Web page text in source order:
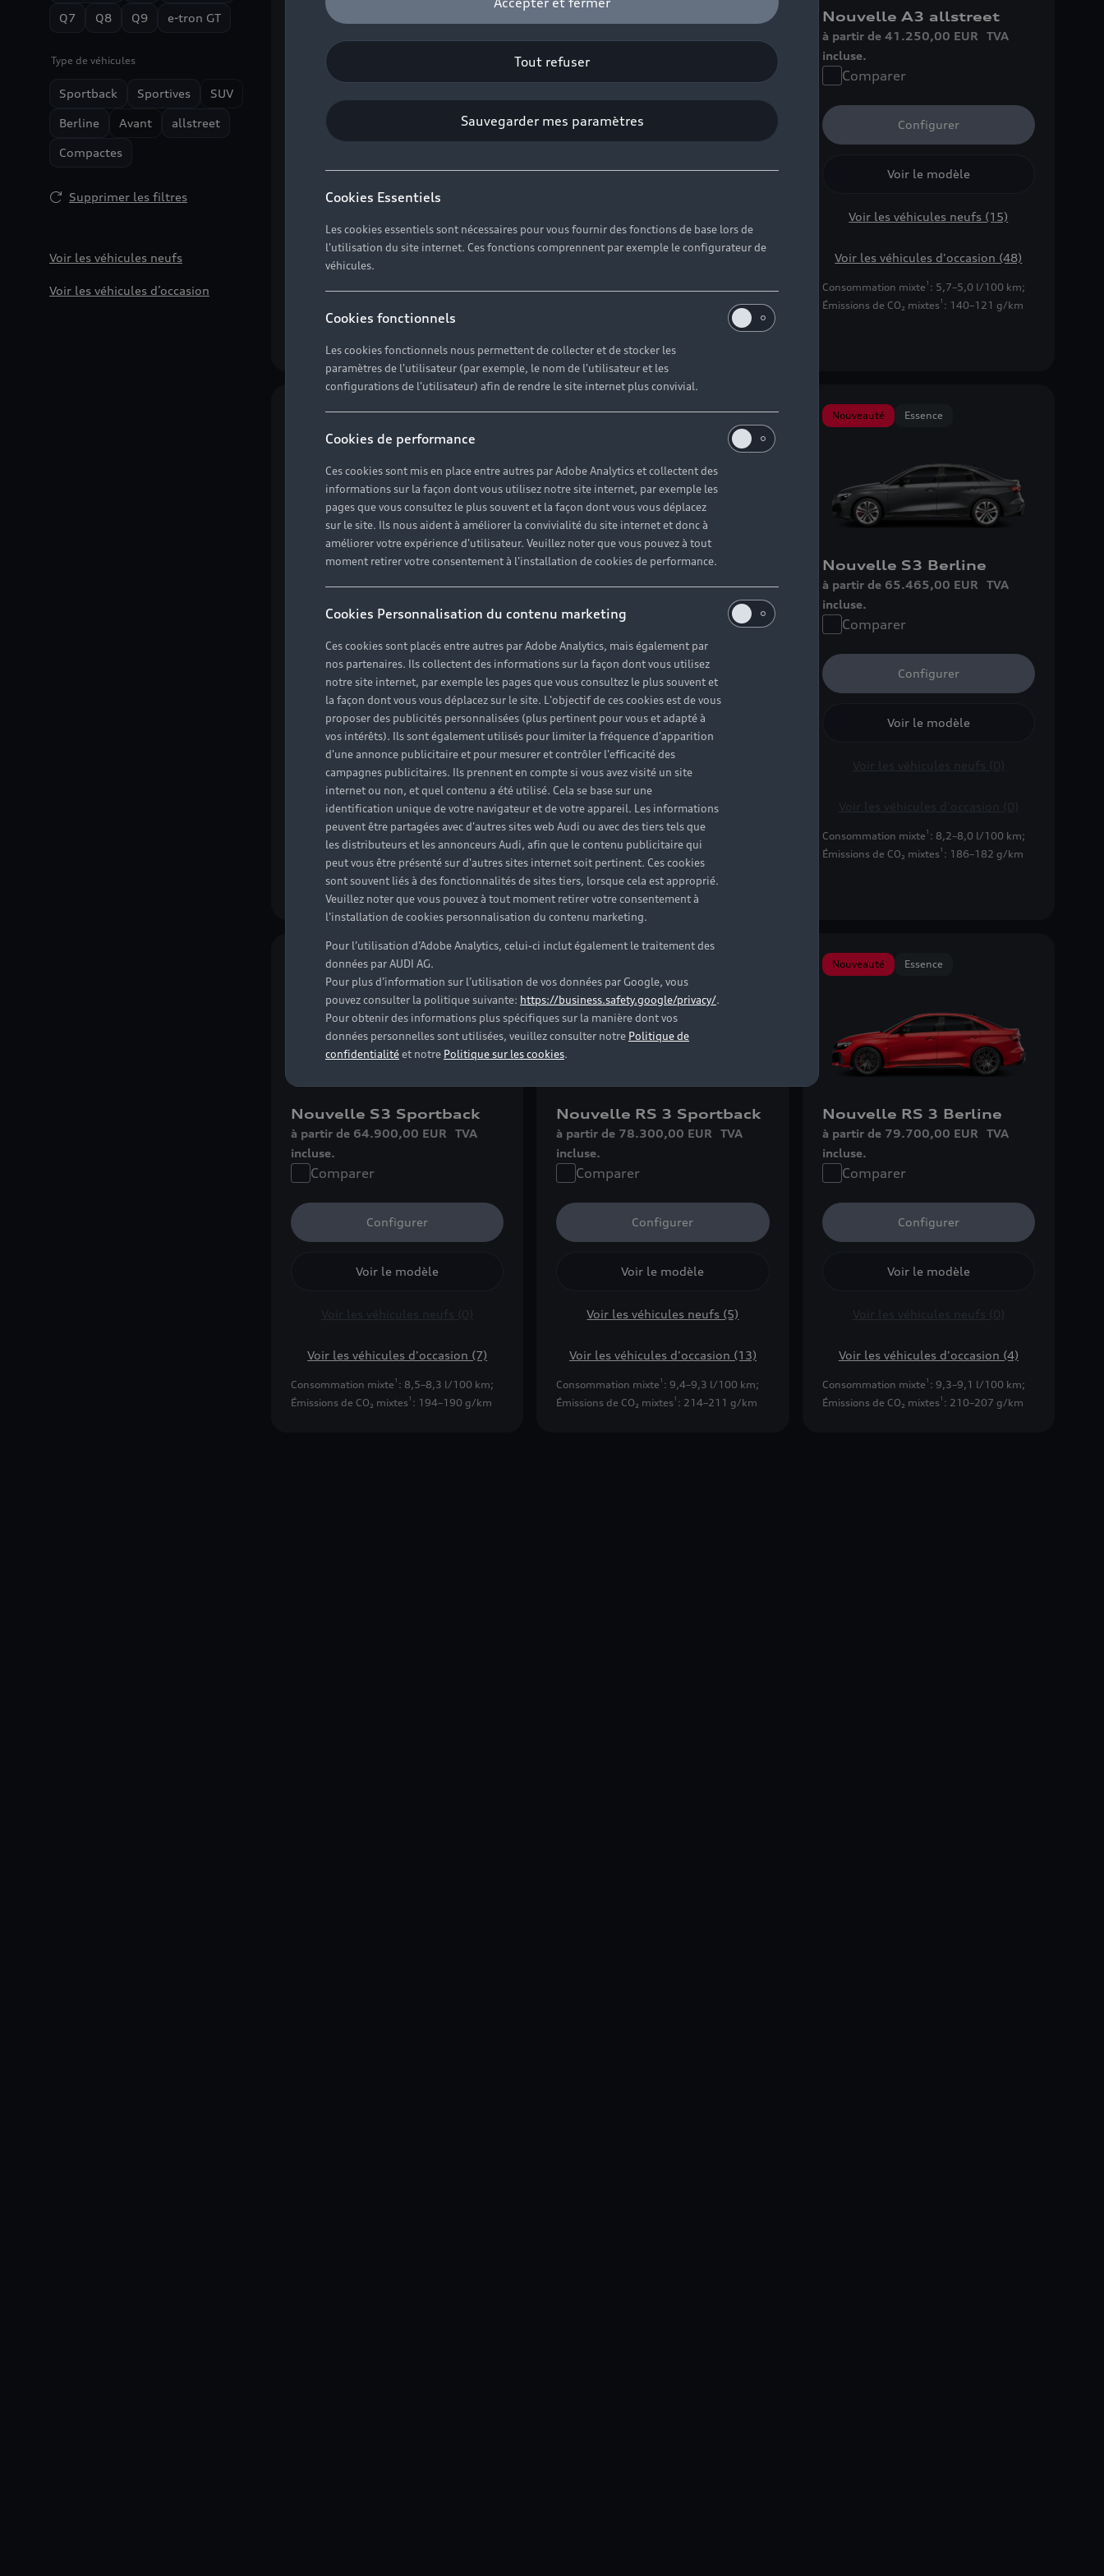
Q7 Q8 Q9 e-tron GT
Type de véhicules
Sportback Sportives SUV
Berline Avant allstreet
Compactes
Supprimer les filtres
Voir les véhicules neufs
Voir les véhicules d’occasion
Nouvelle A3 Sportback
incluse.
Comparer
Voir le modèle
à partir de 48.800,00 EUR
Configurer
Voir les véhicules neufs (0)
: 1,4–1,1 l/100 km |
Électricité: 13,1–12,2 kWh/100 km;
Nouvelle A3 allstreet
à partir de 41.250,00 EUR
TVA
incluse.
Comparer
Configurer
Voir le modèle
Voir les véhicules neufs (15)
Voir les véhicules d'occasion (48)
Consommation mixte 1 : 5,7–5,0 l/100 km;
Émissions de CO₂ mixtes1 : 140–121 g/km
Nouveauté Hybride rechargeable
Nouvelle A3 allstreet e-
hybrid
Comparer
Configurer
Voir le modèle
Voir les véhicules neufs (0)
Voir les véhicules d'occasion (0)
1
Nouveauté Essence / Diesel
Nouvelle A3 Berline
à partir de 35.885,00 EUR TVA
Comparer
Voir le modèle
Voir les véhicules neufs (4)
Voir les véhicules d'occasion (56)
1 : 5,8–4,8 l/100 km
Émissions de CO₂ mixtes
1 : 137–116 g/km
Nouveauté Essence
Nouvelle S3 Berline
à partir de 65.465,00 EUR
TVA
incluse.
Comparer
Configurer
Voir le modèle
Consommation mixte 1 : 8,2–8,0 l/100 km;
Émissions de CO₂ mixtes1 : 186–182 g/km
Nouveauté Essence
Nouvelle S3 Sportback
à partir de 64.900,00 EUR
TVA
incluse.
Comparer
Configurer
Voir le modèle
Voir les véhicules d'occasion (7)
Consommation mixte 1 : 8,5–8,3 l/100 km;
Émissions de CO₂ mixtes1 : 194–190 g/km
Nouvelle RS 3 Sportback
à partir de 78.300,00 EUR
TVA
incluse.
Comparer
Configurer
Voir le modèle
Voir les véhicules neufs (5)
Voir les véhicules d'occasion (13)
Consommation mixte 1 : 9,4–9,3 l/100 km;
Émissions de CO₂ mixtes1 : 214–211 g/km
Nouveauté Essence
Nouvelle RS 3 Berline
à partir de 79.700,00 EUR
TVA
incluse.
Comparer
Configurer
Voir le modèle
Voir les véhicules d'occasion (4)
Consommation mixte 1 : 9,3–9,1 l/100 km;
Émissions de CO₂ mixtes1 : 210–207 g/km
Tout refuser
Sauvegarder mes paramètres
Cookies Essentiels
Les cookies essentiels sont nécessaires pour vous fournir des fonctions de base lors de
l'utilisation du site internet. Ces fonctions comprennent par exemple le configurateur de
véhicules.
Cookies fonctionnels
Les cookies fonctionnels nous permettent de collecter et de stocker les
paramètres de l'utilisateur (par exemple, le nom de l'utilisateur et les
configurations de l'utilisateur) afin de rendre le site internet plus convivial.
Cookies de performance
Ces cookies sont mis en place entre autres par Adobe Analytics et collectent des
informations sur la façon dont vous utilisez notre site internet, par exemple les
pages que vous consultez le plus souvent et la façon dont vous vous déplacez
sur le site. Ils nous aident à améliorer la convivialité du site internet et donc à
améliorer votre expérience d'utilisateur. Veuillez noter que vous pouvez à tout
moment retirer votre consentement à l'installation de cookies de performance.
Cookies Personnalisation du contenu marketing
Ces cookies sont placés entre autres par Adobe Analytics, mais également par
nos partenaires. Ils collectent des informations sur la façon dont vous utilisez
notre site internet, par exemple les pages que vous consultez le plus souvent et
la façon dont vous vous déplacez sur le site. L'objectif de ces cookies est de vous
proposer des publicités personnalisées (plus pertinent pour vous et adapté à
vos intérêts). Ils sont également utilisés pour limiter la fréquence d'apparition
d'une annonce publicitaire et pour mesurer et contrôler l'efficacité des
campagnes publicitaires. Ils prennent en compte si vous avez visité un site
internet ou non, et quel contenu a été utilisé. Cela se base sur une
identification unique de votre navigateur et de votre appareil. Les informations
peuvent être partagées avec d'autres sites web Audi ou avec des tiers tels que
les distributeurs et les annonceurs Audi, afin que le contenu publicitaire qui
peut vous être présenté sur d'autres sites internet soit pertinent. Ces cookies
sont souvent liés à des fonctionnalités de sites tiers, lorsque cela est approprié.
Veuillez noter que vous pouvez à tout moment retirer votre consentement à
l'installation de cookies personnalisation du contenu marketing.
Pour l’utilisation d’Adobe Analytics, celui-ci inclut également le traitement des
données par AUDI AG.
Pour plus d’information sur l’utilisation de vos données par Google, vous
pouvez consulter la politique suivante: https://business.safety.google/privacy/.
Pour obtenir des informations plus spécifiques sur la manière dont vos
données personnelles sont utilisées, veuillez consulter notre Politique de
confidentialitéet notre Politique sur les cookies.